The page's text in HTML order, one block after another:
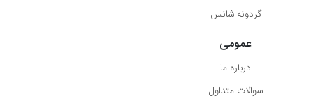
گردونه شانس
عمومی
درباره ما
سوالات متداول